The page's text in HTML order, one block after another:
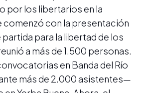
por los libertarios en la
comenzó con la presentación
partida para la libertad de los
a más de 1.500 personas.
en Banda del Río
más de 2.000 asistentes—